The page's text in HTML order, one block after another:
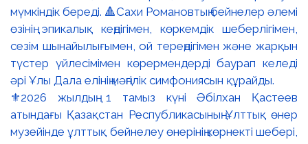
⚜️2026 жылдың 1 тамыз күні Әбілхан Қастеев
атындағы Қазақстан Республикасының Ұлттық өнер
музейінде ұлттық бейнелеу өнерінің көрнекті шебері,